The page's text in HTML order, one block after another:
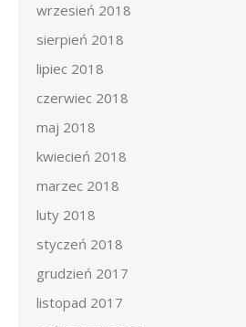
wrzesień 2018
sierpień 2018
lipiec 2018
czerwiec 2018
maj 2018
kwiecień 2018
marzec 2018
luty 2018
styczeń 2018
grudzień 2017
listopad 2017